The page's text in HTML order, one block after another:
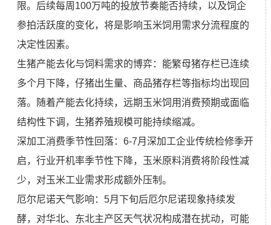
限。后续每周100万吨的投放节奏能否持续，以及饲企
参拍活跃度的变化，将是影响玉米饲用需求分流程度的
决定性因素。
生猪产能去化与饲料需求的博弈：能繁母猪存栏已连续
多个月下降，仔猪出生量、商品猪存栏等指标均出现回
落。随着产能去化持续，远期玉米饲用消费预期或面临
结构性下调，生猪养殖规模可能持续缩减。
深加工消费季节性回落：6-7月深加工企业传统检修季开
启，行业开机率季节性下降，玉米原料消费将阶段性减
少，对玉米工业需求形成额外压制。
厄尔尼诺天气影响：5月下旬后厄尔尼诺现象持续发
酵，对华北、东北主产区天气状况构成潜在扰动，可能